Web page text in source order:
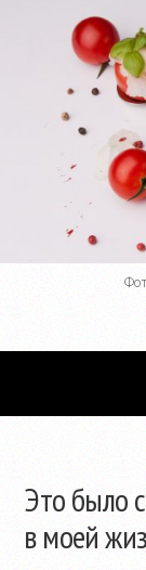
Это было
в моей